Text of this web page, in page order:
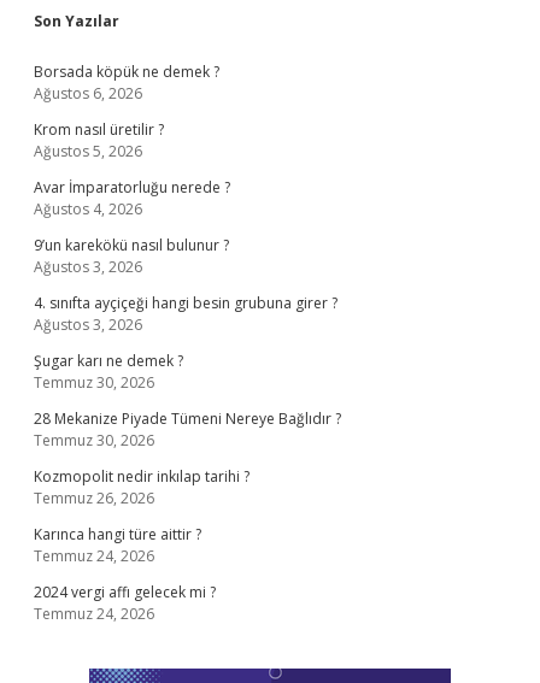
Sidebar
Son Yazılar
Borsada köpük ne demek ?
Ağustos 6, 2026
Krom nasıl üretilir ?
Ağustos 5, 2026
Avar İmparatorluğu nerede ?
Ağustos 4, 2026
9’un karekökü nasıl bulunur ?
Ağustos 3, 2026
4. sınıfta ayçiçeği hangi besin grubuna girer ?
Ağustos 3, 2026
Şugar karı ne demek ?
Temmuz 30, 2026
28 Mekanize Piyade Tümeni Nereye Bağlıdır ?
Temmuz 30, 2026
Kozmopolit nedir inkılap tarihi ?
Temmuz 26, 2026
Karınca hangi türe aittir ?
Temmuz 24, 2026
2024 vergi affı gelecek mi ?
Temmuz 24, 2026